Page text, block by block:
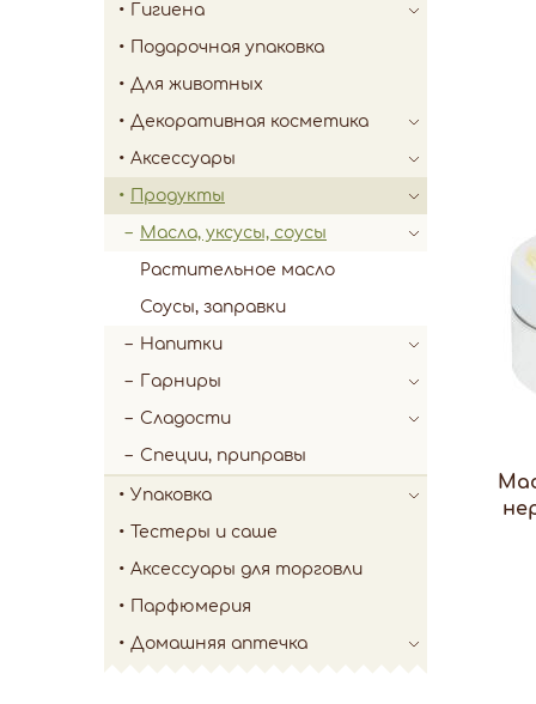
Гигиена
Подарочная упаковка
Для животных
Декоративная косметика
Аксессуары
Продукты
Масла, уксусы, соусы
Растительное масло
Соусы, заправки
Напитки
Гарниры
Сладости
Специи, приправы
Упаковка
Тестеры и саше
Аксессуары для торговли
Парфюмерия
Домашняя аптечка